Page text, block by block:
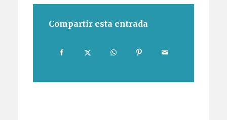
Compartir esta entrada